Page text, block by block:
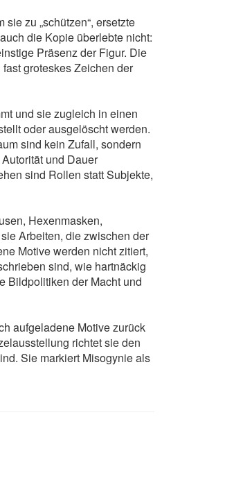
zu „schützen“, ersetzte
die Kopie überlebte nicht:
Präsenz der Figur. Die
groteskes Zeichen der
und sie zugleich in einen
oder ausgelöscht werden.
sind kein Zufall, sondern
und Dauer
sind Rollen statt Subjekte,
Hexenmasken,
Arbeiten, die zwischen der
Motive werden nicht zitiert,
sind, wie hartnäckig
Bildpolitiken der Macht und
aufgeladene Motive zurück
richtet sie den
Sie markiert Misogynie als